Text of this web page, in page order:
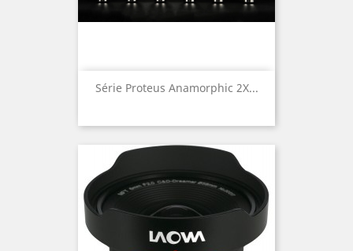
Série Proteus Anamorphic 2X...